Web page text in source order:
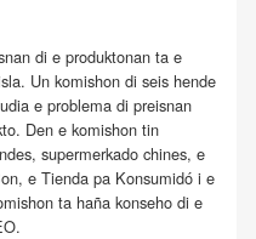
di e produktonan ta e
Un komishon di seis hende
e problema di preisnan
Den e komishon tin
supermerkado chines, e
e Tienda pa Konsumidó i e
ta haña konseho di e